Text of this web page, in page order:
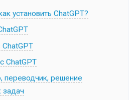
установить ChatGPT?
ChatGPT
ChatGPT
переводчик, решение
задач